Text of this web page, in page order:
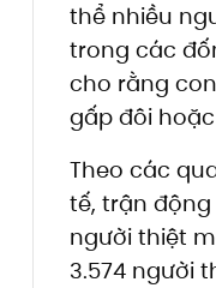
thể nhiều
trong các
cho rằng
gấp đôi
Theo các
tế, trận động
người thiệt
3.574 người